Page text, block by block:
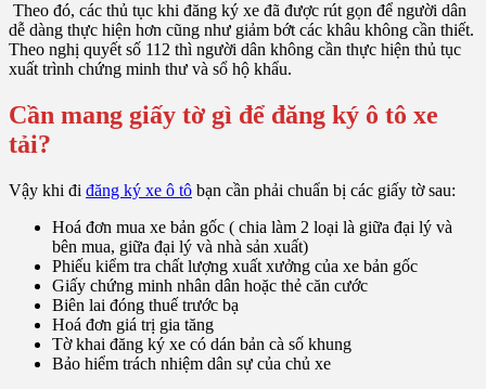
Theo đó, các thủ tục khi đăng ký xe đã được rút gọn để người dân
dễ dàng thực hiện hơn cũng như giảm bớt các khâu không cần thiết.
Theo nghị quyết số 112 thì người dân không cần thực hiện thủ tục
xuất trình chứng minh thư và sổ hộ khẩu.
Cần mang giấy tờ gì để đăng ký ô tô xe
tải?
Vậy khi đi đăng ký xe ô tô bạn cần phải chuẩn bị các giấy tờ sau:
Hoá đơn mua xe bản gốc ( chia làm 2 loại là giữa đại lý và
bên mua, giữa đại lý và nhà sản xuất)
Phiếu kiểm tra chất lượng xuất xưởng của xe bản gốc
Giấy chứng minh nhân dân hoặc thẻ căn cước
Biên lai đóng thuế trước bạ
Hoá đơn giá trị gia tăng
Tờ khai đăng ký xe có dán bản cà số khung
Bảo hiểm trách nhiệm dân sự của chủ xe